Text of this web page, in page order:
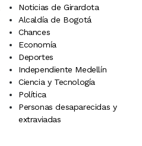
Noticias de Girardota
Alcaldía de Bogotá
Chances
Economía
Deportes
Independiente Medellín
Ciencia y Tecnología
Política
Personas desaparecidas y
extraviadas